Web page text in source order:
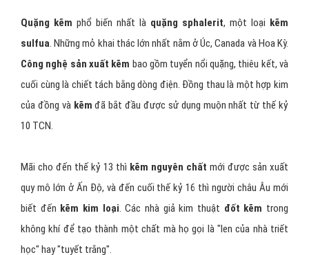
Quặng kẽm phổ biến nhất là quặng sphalerit, một loại kẽm
sulfua. Những mỏ khai thác lớn nhất nằm ở Úc, Canada và Hoa Kỳ.
Công nghệ sản xuất kẽm bao gồm tuyển nổi quặng, thiêu kết, và
cuối cùng là chiết tách bằng dòng điện. Đồng thau là một hợp kim
của đồng và kẽm đã bắt đầu được sử dụng muộn nhất từ thế kỷ
10 TCN.
Mãi cho đến thế kỷ 13 thì kẽm nguyên chất mới được sản xuất
quy mô lớn ở Ấn Độ, và đến cuối thế kỷ 16 thì người châu Âu mới
biết đến kẽm kim loại. Các nhà giả kim thuật đốt kẽm trong
không khí để tạo thành một chất mà họ gọi là "len của nhà triết
học" hay "tuyết trắng".